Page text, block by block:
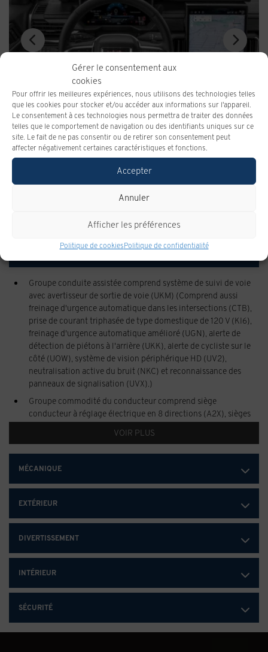
Gérer le consentement aux
cookies
Pour offrir les meilleures expériences, nous utilisons des technologies telles
que les cookies pour stocker et/ou accéder aux informations sur l'appareil.
Le consentement à ces technologies nous permettra de traiter des données
telles que le comportement de navigation ou des identifiants uniques sur ce
site. Le fait de ne pas consentir ou de retirer son consentement peut
affecter négativement certaines caractéristiques et fonctions.
Accepter
Annuler
Afficher les préférences
Politique de cookiesPolitique de confidentialité
Spécifications
Groupe conduite assistée comprend système de suivi de voie
avec avertisseur de sortie de voie (UKM) (Comprend aussi
freinage d'urgence automatique dans les intersections (CTB),
prise de courant triphasée de type domestique de 120 V (KI6),
freinage d'urgence automatique amélioré (UGN), alerte de
détection de piétons à l'arrière (UKK), alerte de cycliste sur le
côté (UOW), système de vision périphérique HD (UV2),
neutralisation active du bruit (NKC) et reconnaissance des
panneaux de signalisation (UVX).)
Groupe commodité du conducteur comprend siège
conducteur à réglage électrique en 8 directions (A2X), sièges
lombaire à réglage électrique en 4 directions côté conducteur
(AVK), démarreur à distance (BTV), volant chauffant (KI3),
volant à 4 branches (N5G) et hayon relevable mains libres
refroidissement grande capacité (V08), vue de l'attelage
(PZ8), guidage de l'attelage (CTT), alternateur de 220 A
VOIR PLUS
MÉCANIQUE
EXTÉRIEUR
DIVERTISSEMENT
INTÉRIEUR
SÉCURITÉ